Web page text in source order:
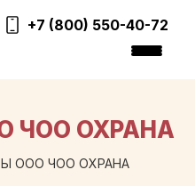
+7 (800) 550-40-72
ЧОО ОХРАНА
ООО ЧОО ОХРАНА